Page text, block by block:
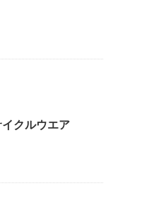
クルウエア